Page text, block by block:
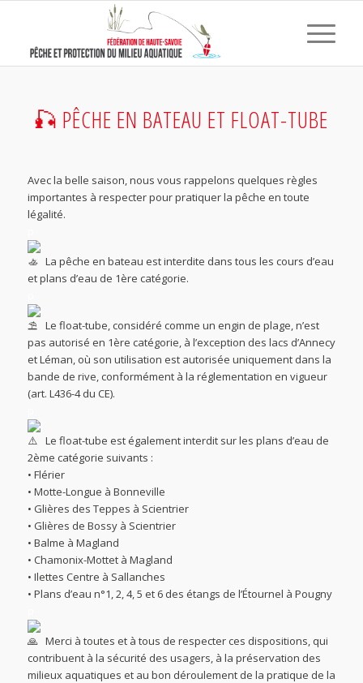
🎣 PÊCHE EN BATEAU ET FLOAT-TUBE
Avec la belle saison, nous vous rappelons quelques règles
importantes à respecter pour pratiquer la pêche en toute
légalité.
La pêche en bateau est interdite dans tous les cours d’eau
et plans d’eau de 1ère catégorie.
Le float-tube, considéré comme un engin de plage, n’est
pas autorisé en 1ère catégorie, à l’exception des lacs d’Annecy
et Léman, où son utilisation est autorisée uniquement dans la
bande de rive, conformément à la réglementation en vigueur
(art. L436-4 du CE).
Le float-tube est également interdit sur les plans d’eau de
2ème catégorie suivants :
• Flérier
• Motte-Longue à Bonneville
• Glières des Teppes à Scientrier
• Glières de Bossy à Scientrier
• Balme à Magland
• Chamonix-Mottet à Magland
• Ilettes Centre à Sallanches
• Plans d’eau n°1, 2, 4, 5 et 6 des étangs de l’Étournel à Pougny
Merci à toutes et à tous de respecter ces dispositions, qui
contribuent à la sécurité des usagers, à la préservation des
milieux aquatiques et au bon déroulement de la pratique de la